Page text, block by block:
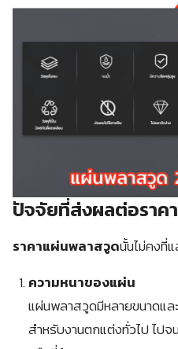
ปัจจัยที่ส่งผลต่อราค
ราคาแผ่นพลาสวูดนั้นไม่คงที่
ความหนาของแผ่น
แผ่นพลาสวูดมีหลายขนาดแล
สำหรับงานตกแต่งทั่วไป ไปจ